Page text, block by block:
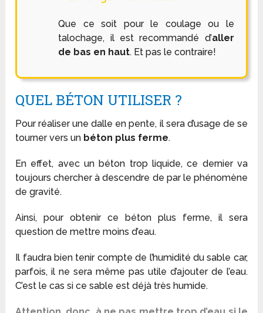
Que ce soit pour le coulage ou le
talochage, il est recommandé d’aller
de bas en haut. Et pas le contraire!
QUEL BÉTON UTILISER ?
Pour réaliser une dalle en pente, il sera d’usage de se
tourner vers un béton plus ferme.
En effet, avec un béton trop liquide, ce dernier va
toujours chercher à descendre de par le phénomène
de gravité.
Ainsi, pour obtenir ce béton plus ferme, il sera
question de mettre moins d’eau.
Il faudra bien tenir compte de l’humidité du sable car,
parfois, il ne sera même pas utile d’ajouter de l’eau.
C’est le cas si ce sable est déjà très humide.